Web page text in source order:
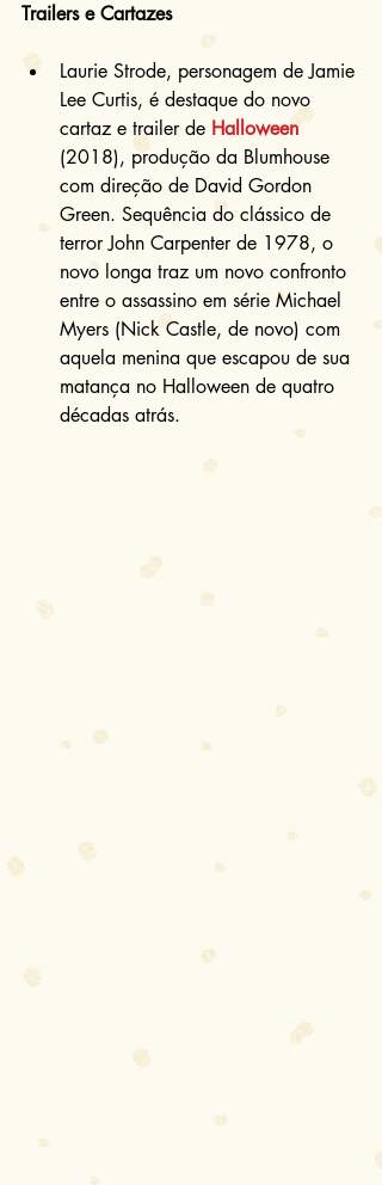
Trailers e Cartazes
Laurie Strode, personagem de Jamie
Lee Curtis, é destaque do novo
cartaz e trailer de Halloween
(2018), produção da Blumhouse
com direção de David Gordon
Green. Sequência do clássico de
terror John Carpenter de 1978, o
novo longa traz um novo confronto
entre o assassino em série Michael
Myers (Nick Castle, de novo) com
aquela menina que escapou de sua
matança no Halloween de quatro
décadas atrás.